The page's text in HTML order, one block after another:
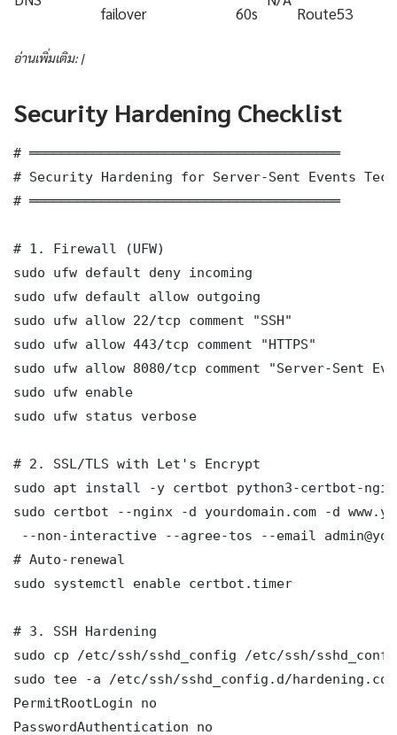
failover 60s Route53
อ่านเพิ่มเติม: |
Security Hardening Checklist
# ═══════════════════════════════════════
# Security Hardening for Server-Sent Events
# ═══════════════════════════════════════
# 1. Firewall (UFW)
sudo ufw default deny incoming
sudo ufw default allow outgoing
sudo ufw allow 22/tcp comment "SSH"
sudo ufw allow 443/tcp comment "HTTPS"
sudo ufw allow 8080/tcp comment "Server-Sent
sudo ufw enable
sudo ufw status verbose
# 2. SSL/TLS with Let's Encrypt
sudo apt install -y certbot python3-certbot-
sudo certbot --nginx -d yourdomain.com -d
--non-interactive --agree-tos --email
# Auto-renewal
sudo systemctl enable certbot.timer
# 3. SSH Hardening
sudo cp /etc/ssh/sshd_config /etc/ssh/
sudo tee -a /etc/ssh/sshd_config.d/
PermitRootLogin no
PasswordAuthentication no